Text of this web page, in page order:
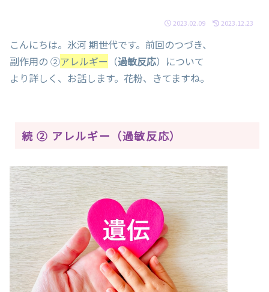
2023.02.09 2023.12.23
こんにちは。氷河 期世代です。前回のつづき、
副作用の ②アレルギー （過敏反応）について
より詳しく、お話します。花粉、きてますね。
続 ② アレルギー（過敏反応）